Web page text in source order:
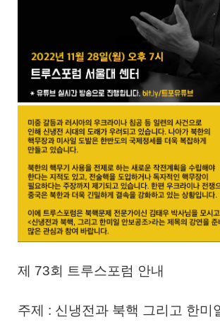
제 73회 트루스포럼 안내
주제 : 신냉전과 북핵 그리고 한미